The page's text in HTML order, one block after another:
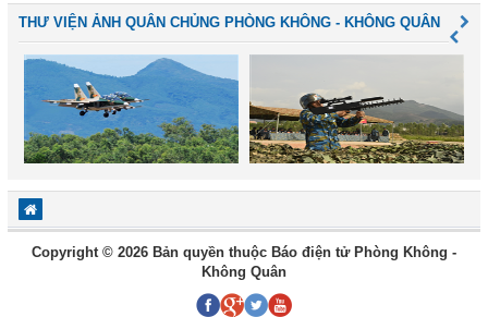
THƯ VIỆN ẢNH QUÂN CHỦNG PHÒNG KHÔNG - KHÔNG QUÂN
Copyright © 2026 Bản quyền thuộc Báo điện tử Phòng Không -
Không Quân